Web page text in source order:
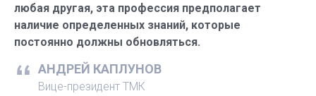
любая другая, эта профессия предполагает
наличие определенных знаний, которые
постоянно должны обновляться.
АНДРЕЙ КАПЛУНОВ
Вице-президент ТМК